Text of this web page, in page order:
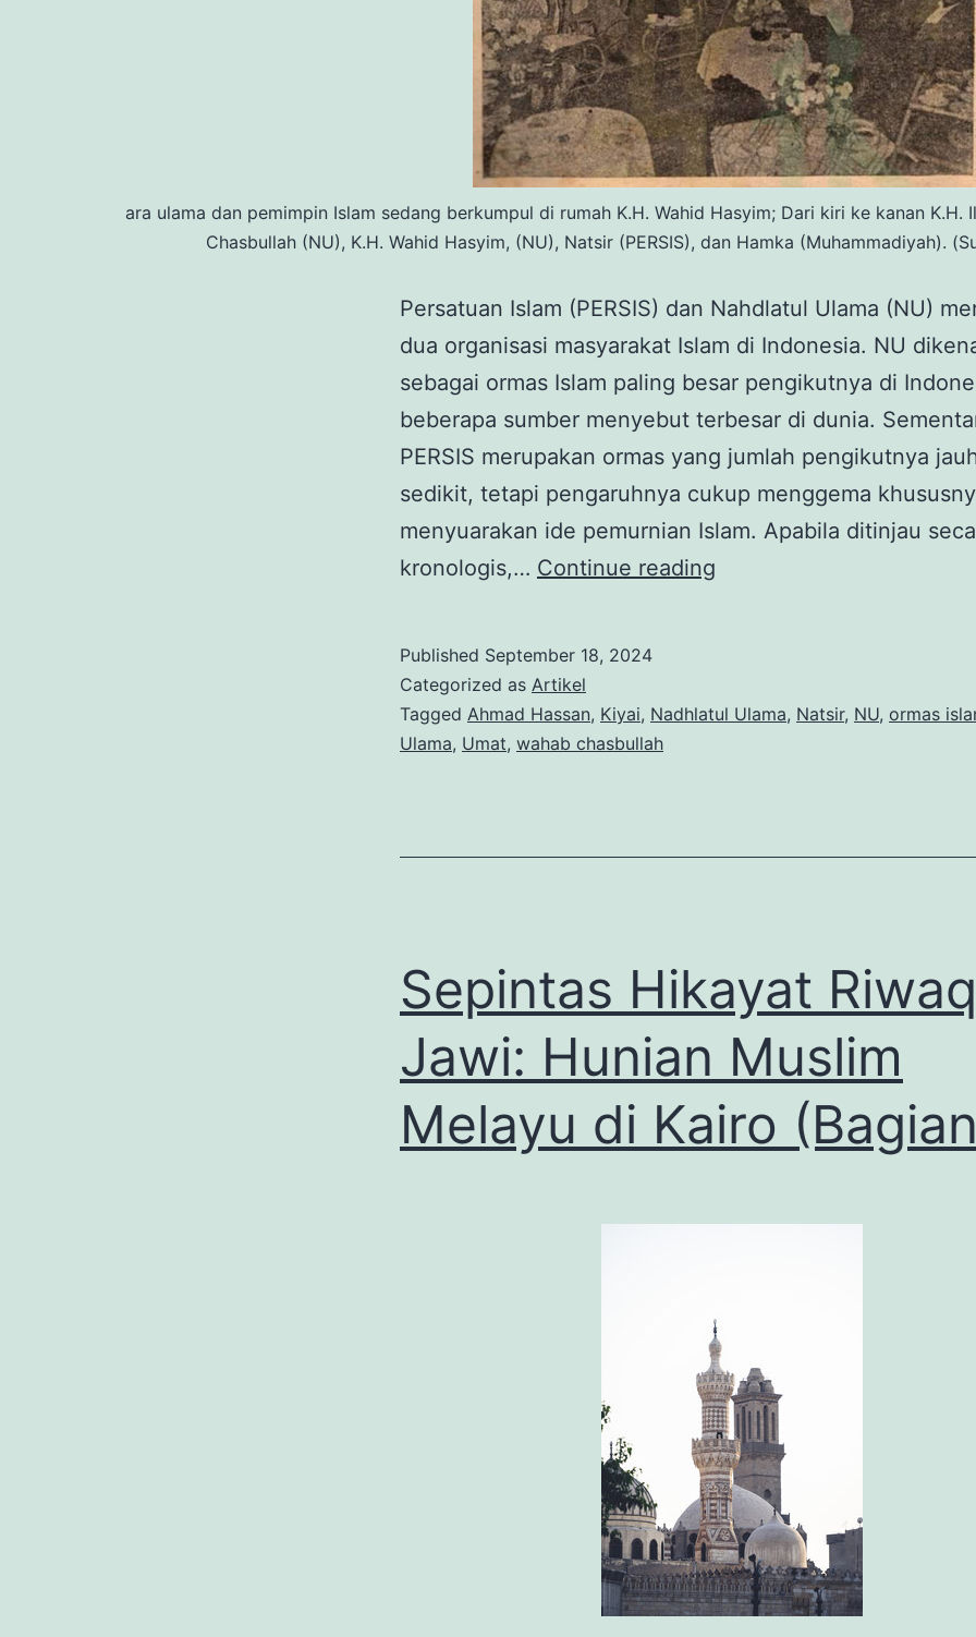
ara ulama dan pemimpin Islam sedang berkumpul di rumah K.H. Wahid Hasyim; Dari kiri ke kanan K.H.
Chasbullah (NU), K.H. Wahid Hasyim, (NU), Natsir (PERSIS), dan Hamka (Muhammadiyah).
Persatuan Islam (PERSIS) dan Nahdlatul Ulama (NU)
dua organisasi masyarakat Islam di Indonesia. NU
sebagai ormas Islam paling besar pengikutnya di
beberapa sumber menyebut terbesar di dunia.
PERSIS merupakan ormas yang jumlah pengikutnya
sedikit, tetapi pengaruhnya cukup menggema
menyuarakan ide pemurnian Islam. Apabila ditinjau
kronologis,… Continue reading
Potret
&
Published September 18, 2024
Categorized as Artikel
Tagged Ahmad Hassan, Kiyai, Nadhlatul Ulama, Natsir, NU, ormas
Ulama, Umat, wahab chasbullah
Sepintas Hikayat Riwaq
Jawi: Hunian Muslim
Melayu di Kairo